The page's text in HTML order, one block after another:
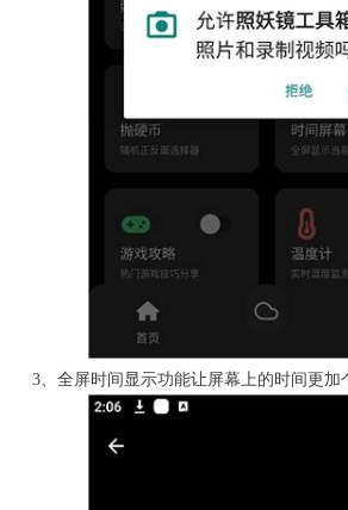
3、全屏时间显示功能让屏幕上的时间更加